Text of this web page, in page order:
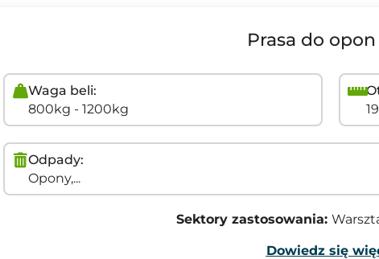
Prasa do
Waga beli:
800kg - 1200kg
Odpady:
Opony,...
Sektory zastosowania:
Dowiedz się